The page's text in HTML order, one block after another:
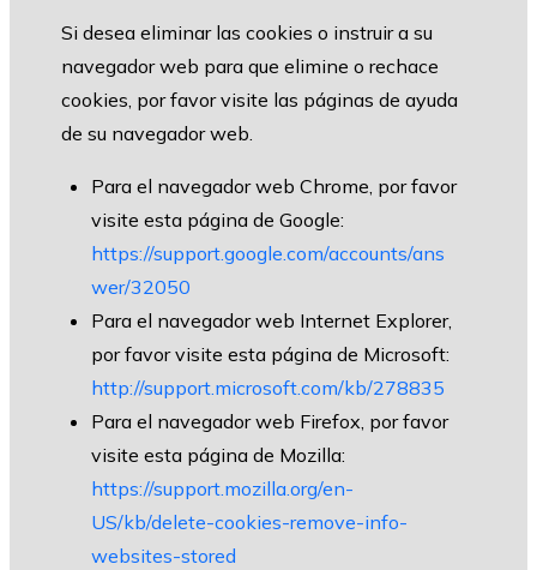
Si desea eliminar las cookies o instruir a su
navegador web para que elimine o rechace
cookies, por favor visite las páginas de ayuda
de su navegador web.
Para el navegador web Chrome, por favor
visite esta página de Google:
https://support.google.com/accounts/ans
wer/32050
Para el navegador web Internet Explorer,
por favor visite esta página de Microsoft:
http://support.microsoft.com/kb/278835
Para el navegador web Firefox, por favor
visite esta página de Mozilla:
https://support.mozilla.org/en-
US/kb/delete-cookies-remove-info-
websites-stored